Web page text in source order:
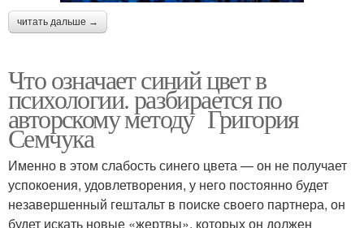
читать дальше →
Что означает синий цвет в
психологии. разбирается по
авторскому методу Григория
Семчука
Именно в этом слабость синего цвета — он не получает
успокоения, удовлетворения, у него постоянно будет
незавершенный гештальт в поиске своего партнера, он
будет искать новые «жертвы», которых он должен